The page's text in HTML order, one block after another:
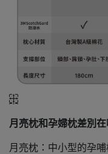
月亮枕和孕婦枕差別
月亮枕：中小型的孕